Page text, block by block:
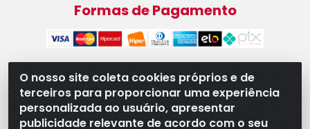
O nosso site coleta cookies próprios e de
terceiros para proporcionar uma experiência
personalizada ao usuário, apresentar
publicidade relevante de acordo com o seu
Formas de Pagamento
WB Componentes Automotivos LTDA - CNPJ
08.528.393/0001-12 - Rua do Níquel, 667 - Parque
Oeste Industrial, Goiânia/GO - CEP 74375-660